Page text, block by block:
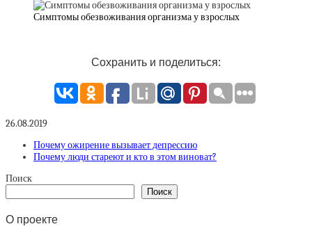
Симптомы обезвоживания организма у взрослых
Сохранить и поделиться:
26.08.2019
Почему ожирение вызывает депрессию
Почему люди стареют и кто в этом виноват?
Поиск
Поиск
О проекте